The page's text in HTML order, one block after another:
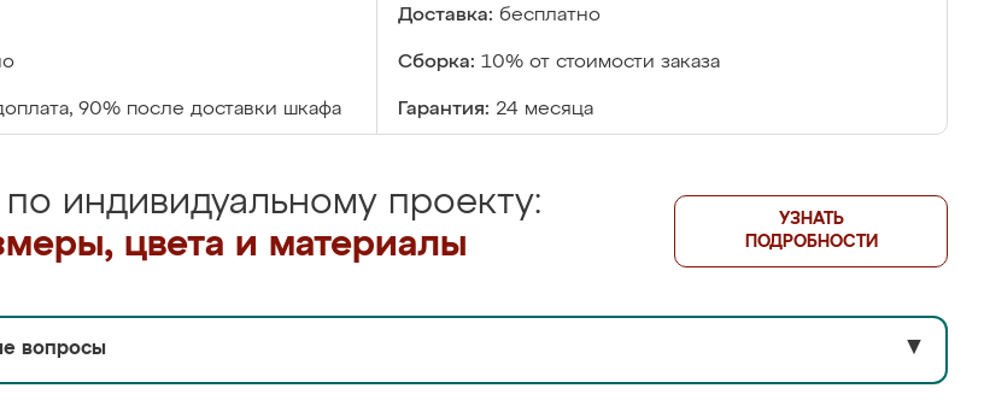
Доставка: бесплатно
Сборка: 10% от стоимости заказа
90% после доставки шкафа Гарантия: 24 месяца
индивидуальному проекту:
цвета и материалы
УЗНАТЬ
ПОДРОБНОСТИ
вопросы ▼